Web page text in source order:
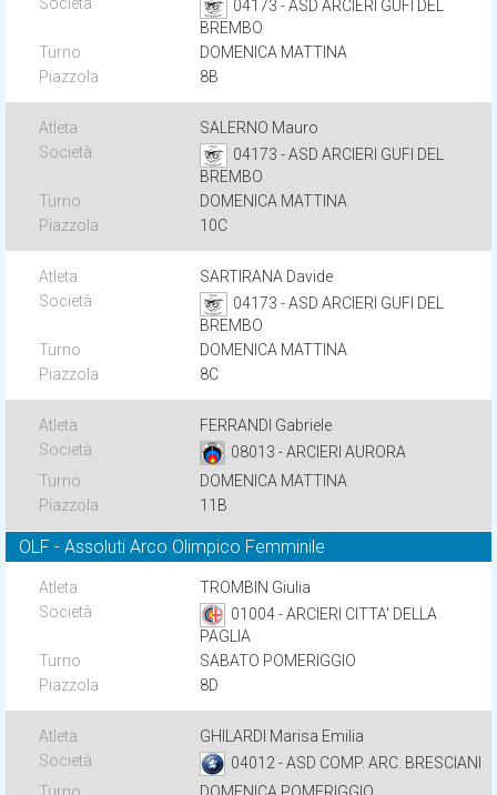
04173 - ASD ARCIERI GUFI DEL
BREMBO
DOMENICA MATTINA
8B
SALERNO Mauro
04173 - ASD ARCIERI GUFI DEL
BREMBO
DOMENICA MATTINA
10C
SARTIRANA Davide
04173 - ASD ARCIERI GUFI DEL
BREMBO
DOMENICA MATTINA
8C
FERRANDI Gabriele
08013 - ARCIERI AURORA
DOMENICA MATTINA
11B
OLF - Assoluti Arco Olimpico Femminile
TROMBIN Giulia
01004 - ARCIERI CITTA' DELLA
PAGLIA
SABATO POMERIGGIO
8D
GHILARDI Marisa Emilia
04012 - ASD COMP. ARC. BRESCIANI